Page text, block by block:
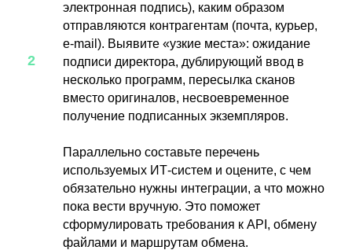
электронная подпись), каким образом
отправляются контрагентам (почта, курьер,
e‑mail). Выявите «узкие места»: ожидание
подписи директора, дублирующий ввод в
несколько программ, пересылка сканов
вместо оригиналов, несвоевременное
получение подписанных экземпляров.
Параллельно составьте перечень
используемых ИТ‑систем и оцените, с чем
обязательно нужны интеграции, а что можно
пока вести вручную. Это поможет
сформулировать требования к API, обмену
файлами и маршрутам обмена.